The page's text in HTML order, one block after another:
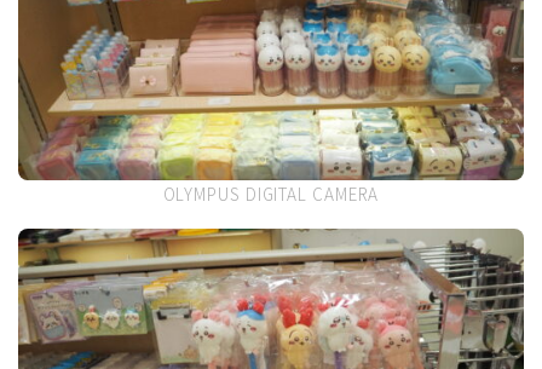
OLYMPUS DIGITAL CAMERA